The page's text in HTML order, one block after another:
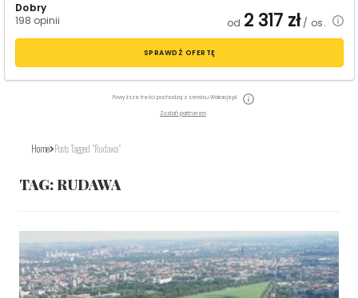
Dobry
198 opinii
od 2 317 zł/ os.
SPRAWDŹ OFERTĘ
Powyższe treści pochodzą z serwisu Wakacje.pl
Zostań partnerem
Home Posts Tagged "Rudawa"
TAG: RUDAWA